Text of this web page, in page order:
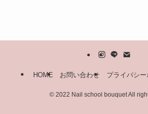
HOME お問い合わせ プライバシ
©2022 Nail school bouquet All